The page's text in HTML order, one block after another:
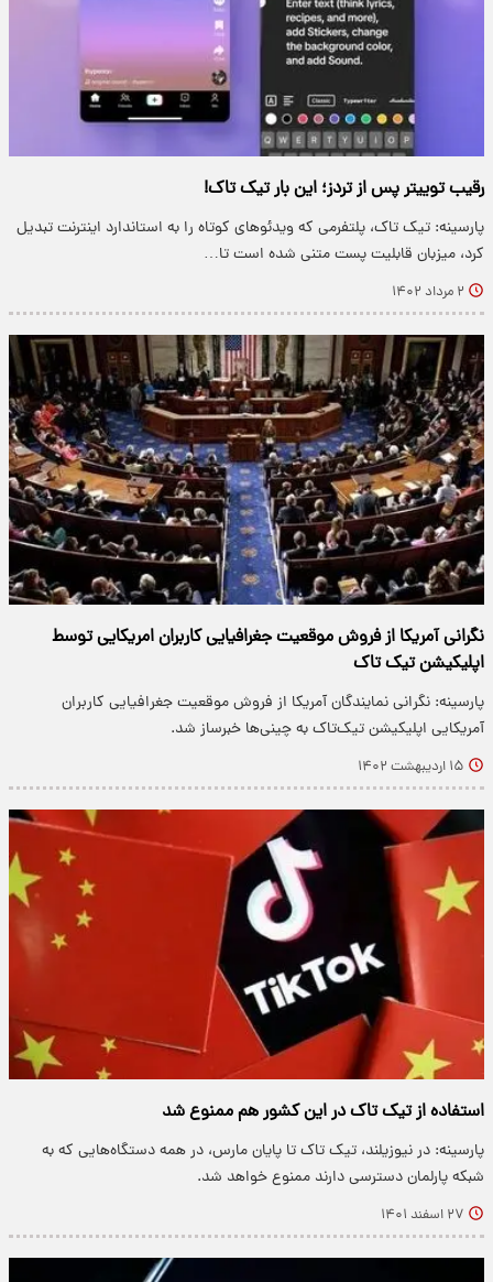
رقیب توییتر پس از تردز؛ این بار تیک تاک!
پارسینه: تیک تاک، پلتفرمی که ویدئوهای کوتاه را به استاندارد اینترنت تبدیل
کرد، میزبان قابلیت پست متنی شده است تا…
۲ مرداد ۱۴۰۲
نگرانی آمریکا از فروش موقعیت جغرافیایی کاربران امریکایی توسط
اپلیکیشن تیک تاک
پارسینه: نگرانی نمایندگان آمریکا از فروش موقعیت جغرافیایی کاربران
آمریکایی اپلیکیشن تیک‌تاک به چینی‌ها خبرساز شد.
۱۵ اردیبهشت ۱۴۰۲
استفاده از تیک تاک در این کشور هم ممنوع شد
پارسینه: در نیوزیلند، تیک تاک تا پایان مارس، در همه دستگاه‌هایی که به
شبکه پارلمان دسترسی دارند ممنوع خواهد شد.
۲۷ اسفند ۱۴۰۱